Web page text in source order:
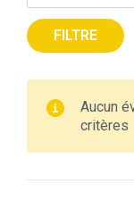
FILTRE
Aucun
critères